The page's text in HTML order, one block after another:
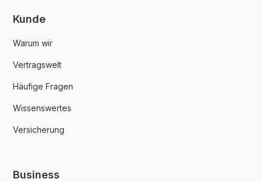
Kunde
Warum wir
Vertragswelt
Häufige Fragen
Wissenswertes
Versicherung
Business